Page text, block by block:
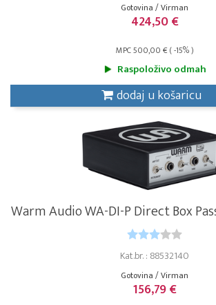
Gotovina / Virman
424,50 €
MPC 500,00 € ( -15% )
Raspoloživo odmah
dodaj u košaricu
Warm Audio WA-DI-P Direct Box
Kat.br. : 88532140
Gotovina / Virman
156,79 €